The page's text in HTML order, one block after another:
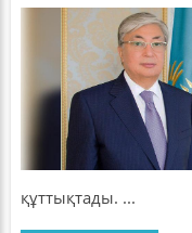
құттықтады. ...